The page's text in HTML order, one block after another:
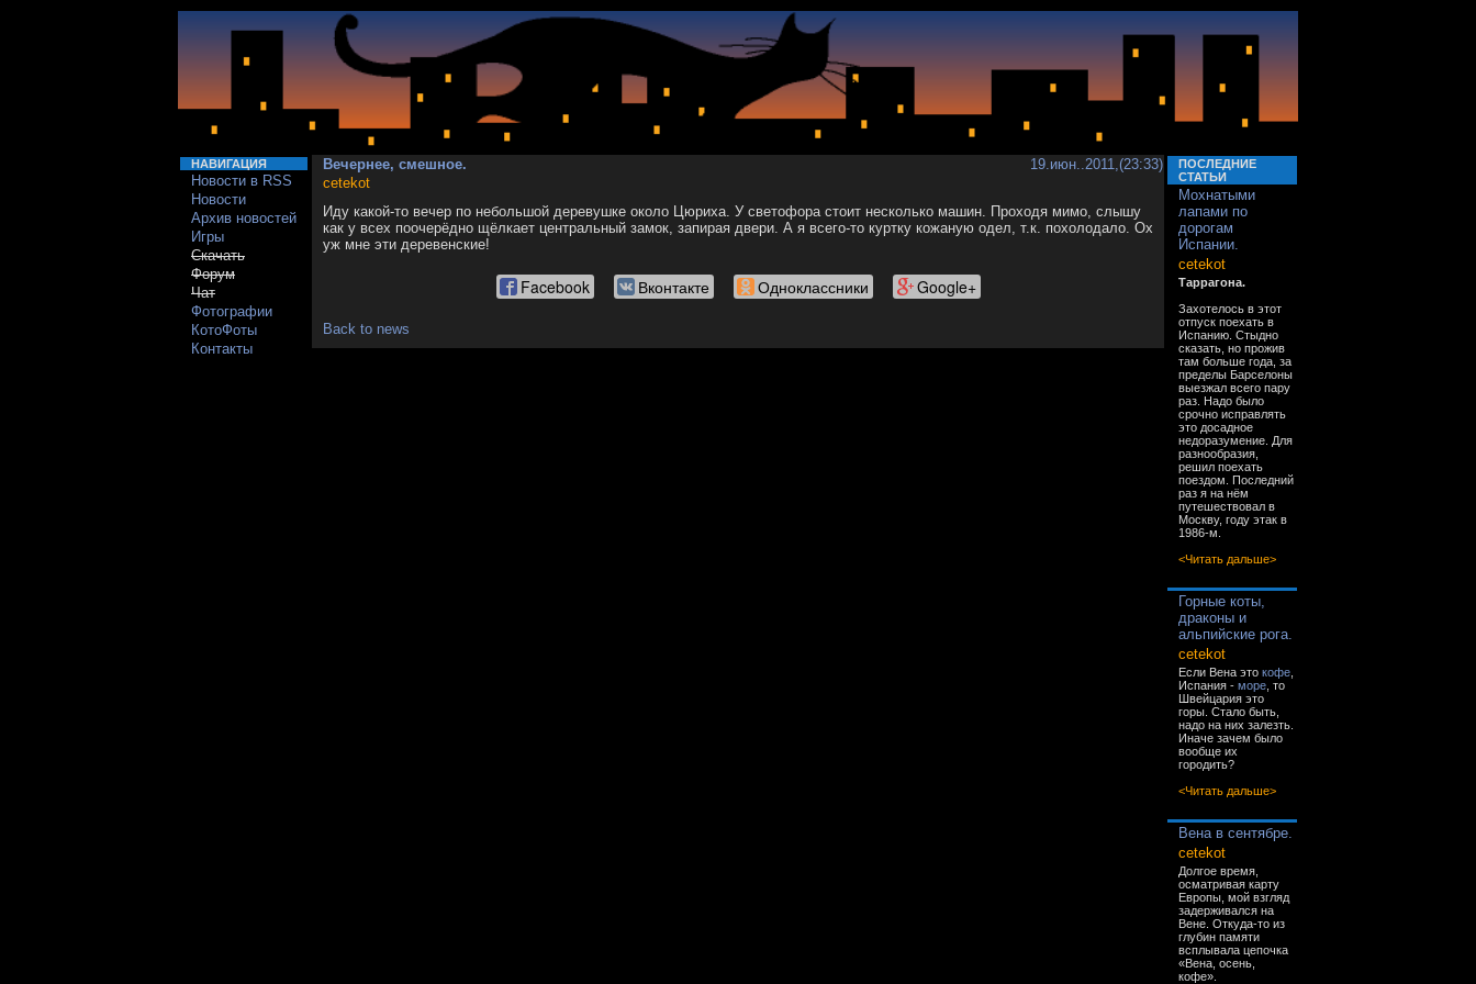
НАВИГАЦИЯ
Новости в RSS
Новости
Архив новостей
Игры
Скачать
Форум
Чат
Фотографии
КотоФоты
Контакты
Вечернее, смешное.
19.июн..2011,(23:33)
cetekot
Иду какой-то вечер по небольшой деревушке около Цюриха. У светофора стоит несколько машин. Проходя мимо, слышу
как у всех поочерёдно щёлкает центральный замок, запирая двери. А я всего-то куртку кожаную одел, т.к. похолодало. Ох
уж мне эти деревенские!
Facebook Вконтакте Одноклассники Google+
Back to news
ПОСЛЕДНИЕ
СТАТЬИ
Мохнатыми
лапами по
дорогам
Испании.
cetekot
Таррагона.
Захотелось в этот
отпуск поехать в
Испанию. Стыдно
сказать, но прожив
там больше года, за
пределы Барселоны
выезжал всего пару
раз. Надо было
срочно исправлять
это досадное
недоразумение. Для
разнообразия,
решил поехать
поездом. Последний
раз я на нём
путешествовал в
Москву, году этак в
1986-м.
<Читать дальше>
Горные коты,
драконы и
альпийские рога.
cetekot
Если Вена это кофе
Испания - море , то
Швейцария это
горы. Стало быть,
надо на них залезть.
Иначе зачем было
вообще их
городить?
<Читать дальше>
Вена в сентябре.
cetekot
Долгое время,
осматривая карту
Европы, мой взгляд
задерживался на
Вене. Откуда-то из
глубин памяти
всплывала цепочка
«Вена, осень,
кофе».